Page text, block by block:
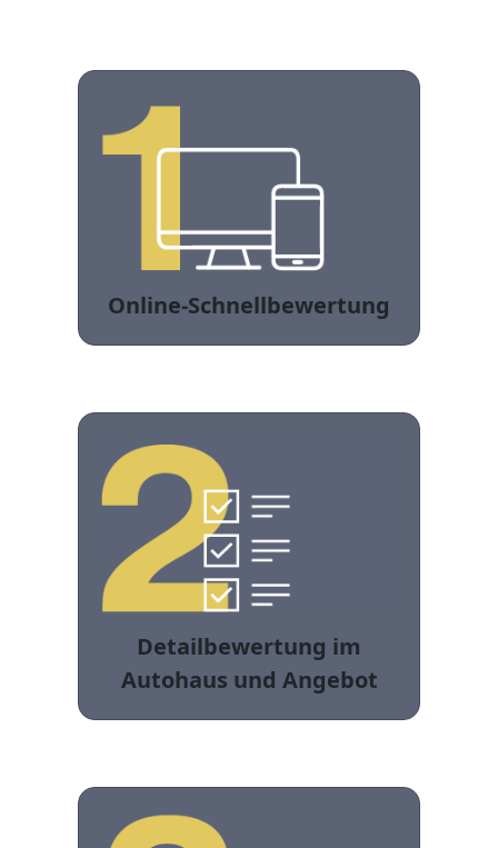
Online-Schnellbewertung
Detailbewertung im
Autohaus und Angebot